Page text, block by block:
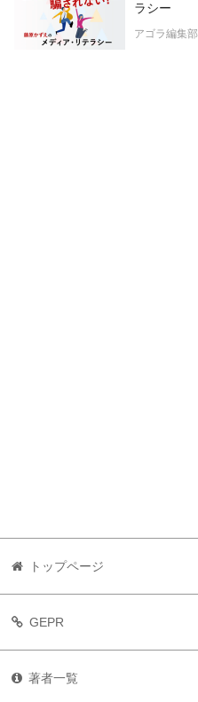
ラシー
アゴラ編集部
トップページ
GEPR
著者一覧